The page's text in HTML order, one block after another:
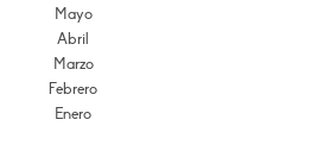
Mayo
Abril
Marzo
Febrero
Enero